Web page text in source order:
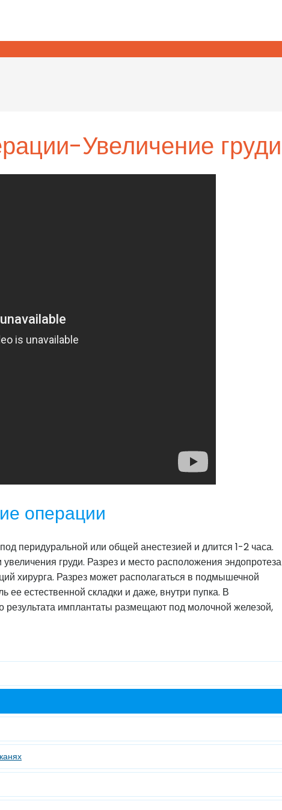
Увеличение груди
операции
перидуральной или общей анестезией и длится 1-2 часа.
груди. Разрез и место расположения эндопротеза
хирурга. Разрез может располагаться в подмышечной
естественной складки и даже, внутри пупка. В
имплантаты размещают под молочной железой,